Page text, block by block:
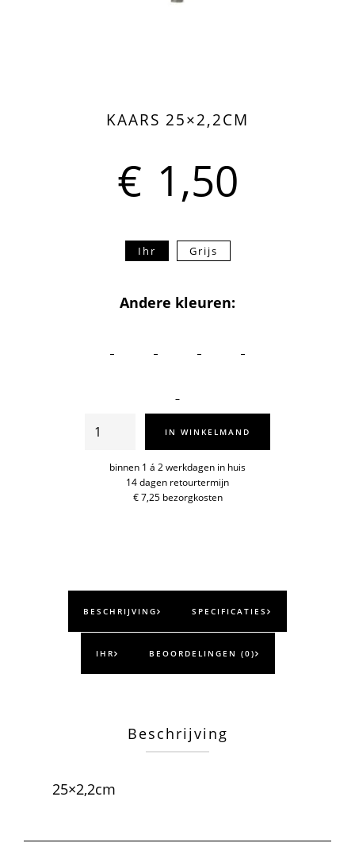
KAARS 25×2,2CM
€ 1,50
Ihr Grijs
Andere kleuren:
Kaars
25x2,2cm
aantal
IN WINKELMAND
binnen 1 á 2 werkdagen in huis
14 dagen retourtermijn
€ 7,25 bezorgkosten
BESCHRIJVING SPECIFICATIES
IHR BEOORDELINGEN (0)
Beschrijving
25×2,2cm